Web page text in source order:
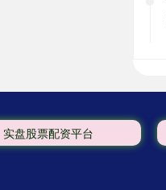
实盘股票配资平台